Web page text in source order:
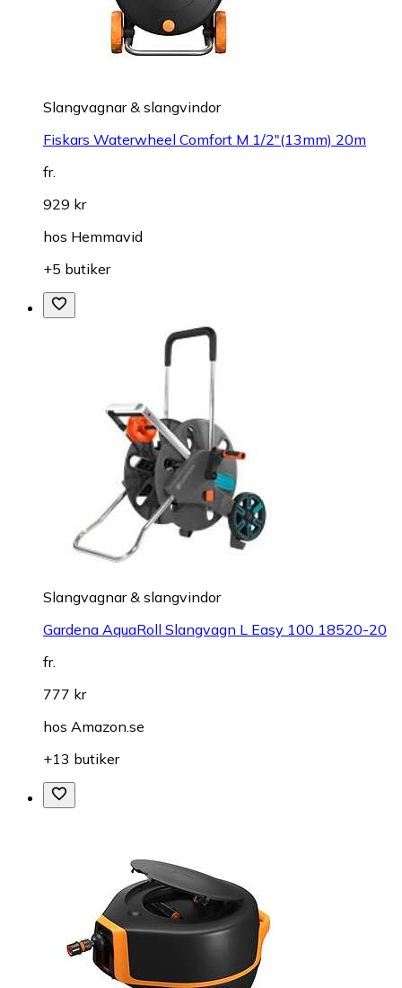
Slangvagnar & slangvindor
Fiskars Waterwheel Comfort M 1/2"(13mm) 20m
fr.
929 kr
hos Hemmavid
+5 butiker
Slangvagnar & slangvindor
Gardena AquaRoll Slangvagn L Easy 100 18520-20
fr.
777 kr
hos Amazon.se
+13 butiker